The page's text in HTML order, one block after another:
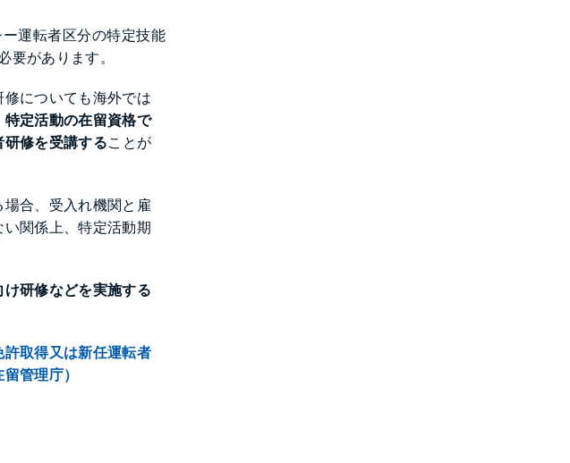
運転者区分の特定技能
要があります。
についても海外では
定活動の在留資格で
研修を受講することが
合、受入れ機関と雇
関係上、特定活動期
研修などを実施する
取得又は新任運転者
管理庁）